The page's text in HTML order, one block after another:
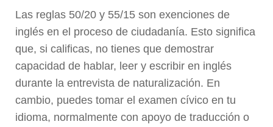
Las reglas 50/20 y 55/15 son exenciones de
inglés en el proceso de ciudadanía. Esto significa
que, si calificas, no tienes que demostrar
capacidad de hablar, leer y escribir en inglés
durante la entrevista de naturalización. En
cambio, puedes tomar el examen cívico en tu
idioma, normalmente con apoyo de traducción o